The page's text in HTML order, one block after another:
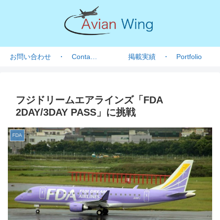
掲載実績 ・ Portfolio
フジドリームエアラインズ「FDA
2DAY/3DAY PASS」に挑戦
FDA